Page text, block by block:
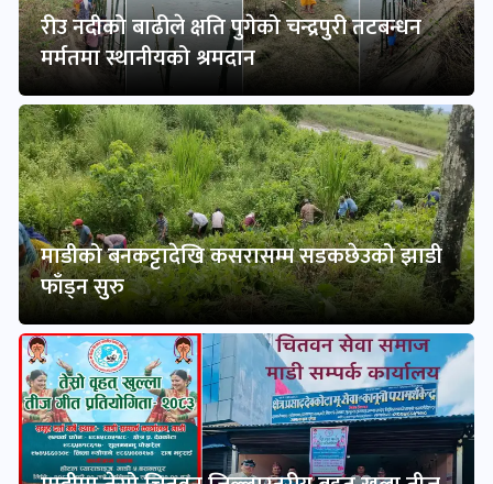
रीउ नदीको बाढीले क्षति पुगेको चन्द्रपुरी तटबन्धन
मर्मतमा स्थानीयको श्रमदान
माडीको बनकट्टादेखि कसरासम्म सडकछेउको झाडी
फाँड्न सुरु